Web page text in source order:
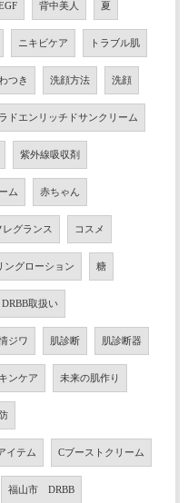
背中美人 夏
ニキビケア トラブル肌
つき 洗顔方法 洗顔
ラドエンリッチドサンクリーム
紫外線吸収剤
ム 赤ちゃん
レグランス コスメ
ングローション 糖
DRBB取扱い
ジワ 肌診断 肌診断器
ンケア 未来の肌作り
イテム Cブーストクリーム
福山市 DRBB